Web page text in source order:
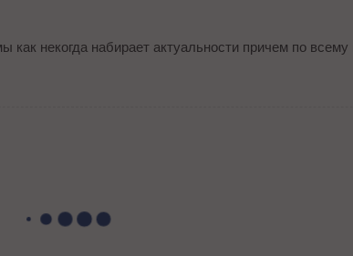
как некогда набирает актуальности причем по всему